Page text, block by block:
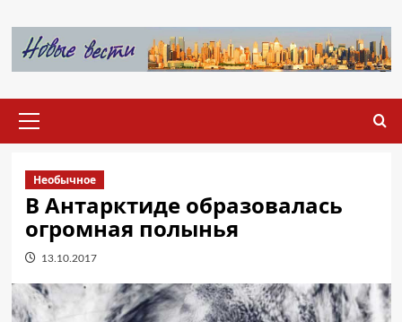
содержимому
меню
Необычное
В Антарктиде образовалась
огромная полынья
13.10.2017